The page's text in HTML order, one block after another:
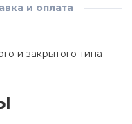
и оплата
и закрытого типа